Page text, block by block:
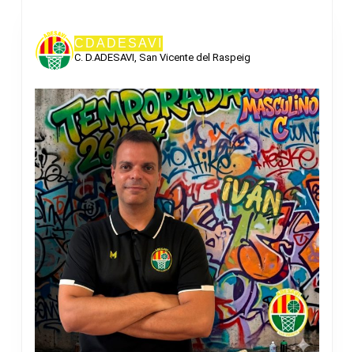
CDADESAVI
C. D.ADESAVI, San Vicente del Raspeig